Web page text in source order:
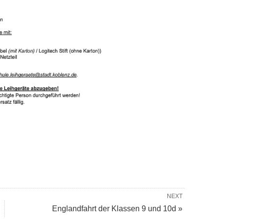
NEXT
Englandfahrt der Klassen 9 und 10d »